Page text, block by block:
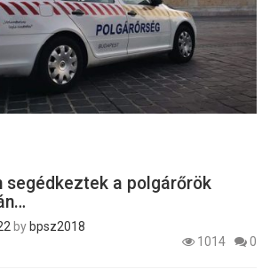
segédkeztek a polgárőrök
by bpsz2018
1014
0